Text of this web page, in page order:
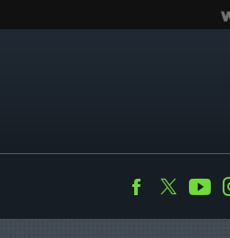
Facebook
Twitter